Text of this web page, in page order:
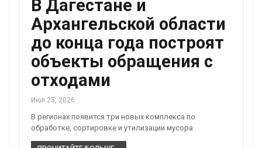
В Дагестане и
Архангельской области
до конца года построят
объекты обращения с
отходами
Июл 25, 2026
В регионах появится три новых комплекса по
обработке, сортировке и утилизации мусора